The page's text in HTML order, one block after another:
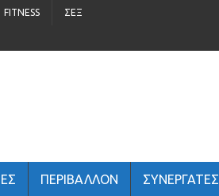
FITNESS ΣΈΞ
ΠΕΡΙΒΆΛΛΟΝ ΣΥΝΕΡΓΑΤΕΣ